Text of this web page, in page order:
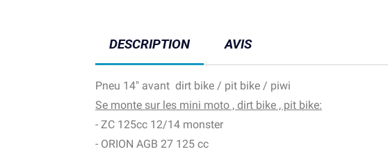
DESCRIPTION AVIS
Pneu 14" avant dirt bike / pit bike / piwi
Se monte sur les mini moto , dirt bike , pit bike:
- ZC 125cc 12/14 monster
- ORION AGB 27 125 cc